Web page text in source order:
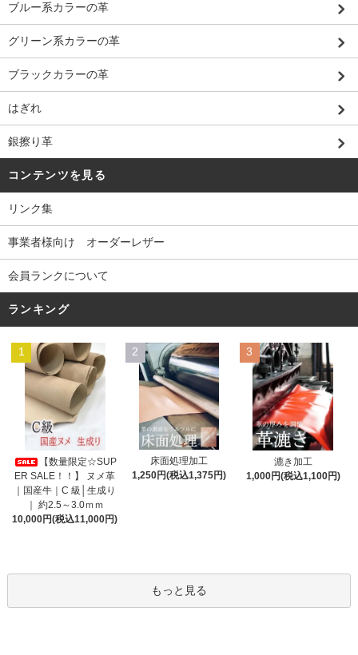
ブルー系カラーの革
グリーン系カラーの革
ブラックカラーの革
はぎれ
銀擦り革
コンテンツを見る
リンク集
事業者様向け オーダーレザー
会員ランクについて
ランキング
1
【数量限定☆SUP
ER SALE！！】 ヌメ革
｜国産牛｜C 級│生成り
｜ 約2.5～3.0ｍｍ
10,000円(税込11,000円)
2
床面処理加工
1,250円(税込1,375円)
3
漉き加工
1,000円(税込1,100円)
もっと見る